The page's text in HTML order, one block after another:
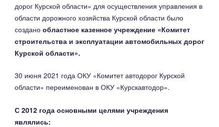
дорог Курской области» для осуществления управления в
области дорожного хозяйства Курской области было
создано областное казенное учреждение «Комитет
строительства и эксплуатации автомобильных дорог
Курской области».
30 июня 2021 года ОКУ «Комитет автодорог Курской
области» переименован в ОКУ «Курскавтодор».
С 2012 года основными целями учреждения
являлись: